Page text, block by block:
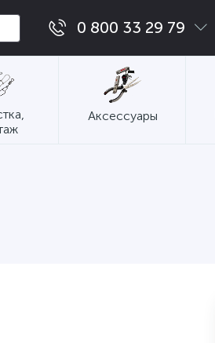
0 800 33 29 79
Аксессуары